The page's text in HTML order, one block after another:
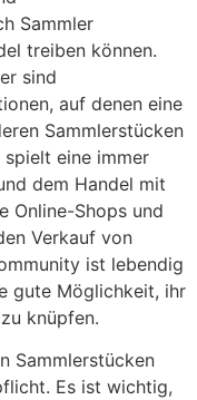
Sammler
treiben können.
sind
auf denen eine
Sammlerstücken
eine immer
dem Handel mit
Online-Shops und
Verkauf von
ist lebendig
gute Möglichkeit, ihr
knüpfen.
Sammlerstücken
Es ist wichtig,